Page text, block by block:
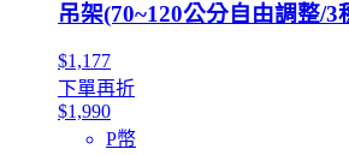
吊架(70~120公分自由調整/3
$1,177
下單再折
$1,990
P幣